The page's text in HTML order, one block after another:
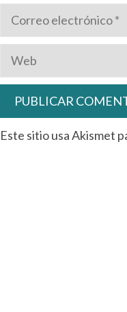
Correo
electrónico
Web
Este sitio usa Akismet